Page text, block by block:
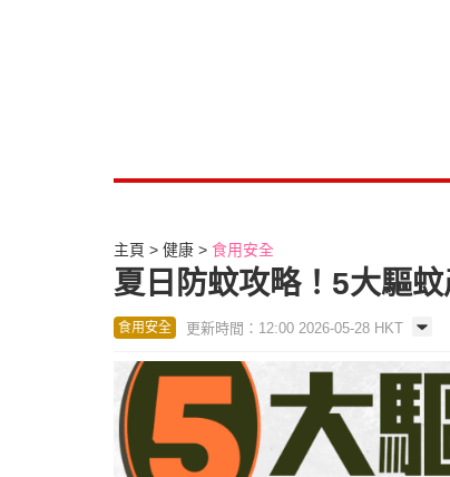
主頁 健康 食用安全
夏日防蚊攻略！5大驅
食用安全 更新時間：12:00 2026-05-28 HKT